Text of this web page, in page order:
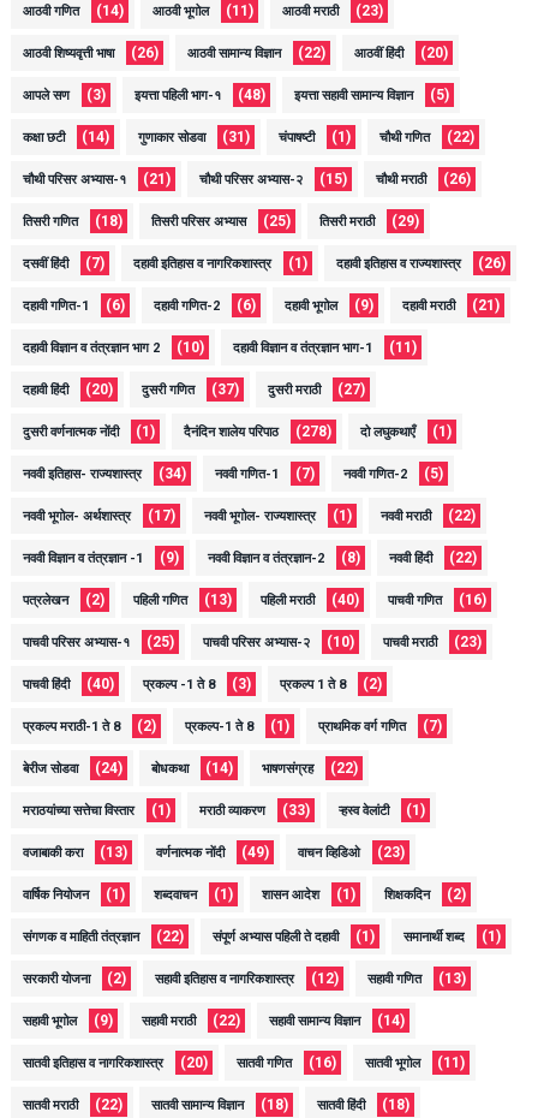
आठवी गणित (14) आठवी भूगोल (11) आठवी मराठी (23)
आठवी शिष्यवृत्ती भाषा (26) आठवी सामान्य विज्ञान (22) आठवीं हिंदी (20)
आपले सण (3) इयत्ता पहिली भाग-१ (48) इयत्ता सहावी सामान्य विज्ञान (5)
कक्षा छटी (14) गुणाकार सोडवा (31) चंपाषष्टी (1) चौथी गणित (22)
चौथी परिसर अभ्यास-१ (21) चौथी परिसर अभ्यास-२ (15) चौथी मराठी (26)
तिसरी गणित (18) तिसरी परिसर अभ्यास (25) तिसरी मराठी (29)
दसवीं हिंदी (7) दहावी इतिहास व नागरिकशास्त्र (1) दहावी इतिहास व राज्यशास्त्र (26)
दहावी गणित-1 (6) दहावी गणित-2 (6) दहावी भूगोल (9) दहावी मराठी (21)
दहावी विज्ञान व तंत्रज्ञान भाग 2 (10) दहावी विज्ञान व तंत्रज्ञान भाग-1 (11)
दहावी हिंदी (20) दुसरी गणित (37) दुसरी मराठी (27)
दुसरी वर्णनात्मक नोंदी (1) दैनंदिन शालेय परिपाठ (278) दो लघुकथाएँ (1)
नववी इतिहास- राज्यशास्त्र (34) नववी गणित-1 (7) नववी गणित-2 (5)
नववी भूगोल- अर्थशास्त्र (17) नववी भूगोल- राज्यशास्त्र (1) नववी मराठी (22)
नववी विज्ञान व तंत्रज्ञान -1 (9) नववी विज्ञान व तंत्रज्ञान-2 (8) नववी हिंदी (22)
पत्रलेखन (2) पहिली गणित (13) पहिली मराठी (40) पाचवी गणित (16)
पाचवी परिसर अभ्यास-१ (25) पाचवी परिसर अभ्यास-२ (10) पाचवी मराठी (23)
पाचवी हिंदी (40) प्रकल्प -1 ते 8 (3) प्रकल्प 1 ते 8 (2)
प्रकल्प मराठी-1 ते 8 (2) प्रकल्प-1 ते 8 (1) प्राथमिक वर्ग गणित (7)
बेरीज सोडवा (24) बोधकथा (14) भाषणसंग्रह (22)
मराठयांच्या सत्तेचा विस्तार (1) मराठी व्याकरण (33) ऱ्हस्व वेलांटी (1)
वजाबाकी करा (13) वर्णनात्मक नोंदी (49) वाचन व्हिडिओ (23)
वार्षिक नियोजन (1) शब्दवाचन (1) शासन आदेश (1) शिक्षकदिन (2)
संगणक व माहिती तंत्रज्ञान (22) संपूर्ण अभ्यास पहिली ते दहावी (1) समानार्थी शब्द (1)
सरकारी योजना (2) सहावी इतिहास व नागरिकशास्त्र (12) सहावी गणित (13)
सहावी भूगोल (9) सहावी मराठी (22) सहावी सामान्य विज्ञान (14)
सातवी इतिहास व नागरिकशास्त्र (20) सातवी गणित (16) सातवी भूगोल (11)
सातवी मराठी (22) सातवी सामान्य विज्ञान (18) सातवी हिंदी (18)